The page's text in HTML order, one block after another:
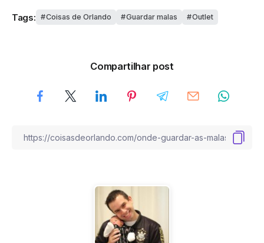
Tags: Coisas de Orlando Guardar malas Outlet
Compartilhar post